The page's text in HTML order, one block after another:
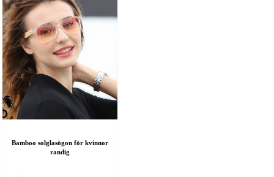
Bamboo solglasögon för kvinnor
randig